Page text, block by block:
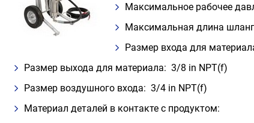
Максимальное рабочее
Максимальная длина
Размер входа для
Размер выхода для материала: 3/8 in NPT(f)
Размер воздушного входа: 3/4 in NPT(f)
Материал деталей в контакте с продуктом: